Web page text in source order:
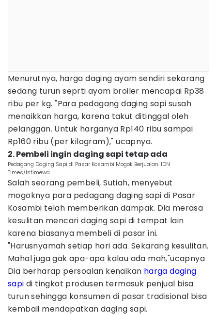
Menurutnya, harga daging ayam sendiri sekarang
sedang turun seprti ayam broiler mencapai Rp38
ribu per kg. "Para pedagang daging sapi susah
menaikkan harga, karena takut ditinggal oleh
pelanggan. Untuk harganya Rp140 ribu sampai
Rp160 ribu (per kilogram)," ucapnya.
2. Pembeli ingin daging sapi tetap ada
Pedagang Daging Sapi di Pasar Kosambi Mogok Berjualan. IDN
Times/Istimewa
Salah seorang pembeli, Sutiah, menyebut
mogoknya para pedagang daging sapi di Pasar
Kosambi telah memberikan dampak. Dia merasa
kesulitan mencari daging sapi di tempat lain
karena biasanya membeli di pasar ini.
"Harusnyamah setiap hari ada. Sekarang kesulitan.
Mahal juga gak apa-apa kalau ada mah,"ucapnya
Dia berharap persoalan kenaikan harga daging
sapi di tingkat produsen termasuk penjual bisa
turun sehingga konsumen di pasar tradisional bisa
kembali mendapatkan daging sapi.